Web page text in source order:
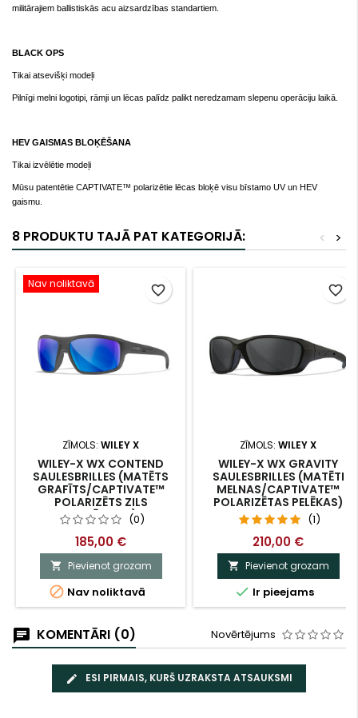
militārajiem ballistiskās acu aizsardzības standartiem.
BLACK OPS
Tikai atsevišķi modeļi
Pilnīgi melni logotipi, rāmji un lēcas palīdz palikt neredzamam slepenu operāciju laikā.
HEV GAISMAS BLOĶĒŠANA
Tikai izvēlētie modeļi
Mūsu patentētie CAPTIVATE™ polarizētie lēcas bloķē visu bīstamo UV un HEV
gaismu.
8 PRODUKTU TAJĀ PAT KATEGORIJĀ: >
<
Nav noliktavā
ZĪMOLS: WILEY X
WILEY-X WX CONTEND
SAULESBRILLES (MATĒTS
GRAFĪTS/CAPTIVATE™
POLARIZĒTS ZILS
ATSPĪDUMS)(0)
185,00 €
 Pievienot grozam
 Nav noliktavā
favorite_border
ZĪMOLS: WILEY X
WILEY-X WX GRAVITY
SAULESBRILLES (MATĒTI
MELNAS/CAPTIVATE™
POLARIZĒTAS PELĒKAS)
(1)
210,00 €
 Pievienot grozam
 Ir pieejams
favorite_border
KOMENTĀRI (0) Novērtējums
ESI PIRMAIS, KURŠ UZRAKSTA ATSAUKSMI